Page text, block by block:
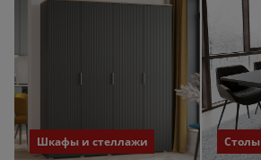
Шкафы и стеллажи Столы